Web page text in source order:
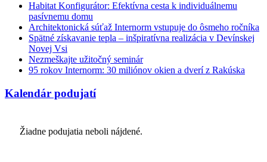
Habitat Konfigurátor: Efektívna cesta k individuálnemu
pasívnemu domu
Architektonická súťaž Internorm vstupuje do ôsmeho ročníka
Spätné získavanie tepla – inšpiratívna realizácia v Devínskej
Novej Vsi
Nezmeškajte užitočný seminár
95 rokov Internorm: 30 miliónov okien a dverí z Rakúska
Kalendár podujatí
Žiadne podujatia neboli nájdené.